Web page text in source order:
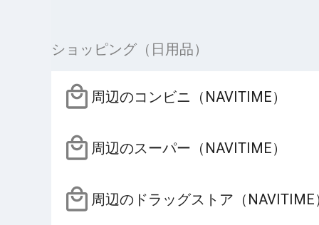
ショッピング（日用品）
周辺のコンビニ（NAVITIME）
周辺のスーパー（NAVITIME）
周辺のドラッグストア（NAVITIME